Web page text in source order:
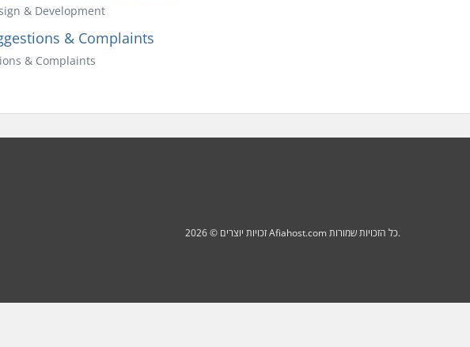
& Development
& Complaints
& Complaints
זכויות יוצרים © 2026 Afiahost.com כל הזכויות שמורות.